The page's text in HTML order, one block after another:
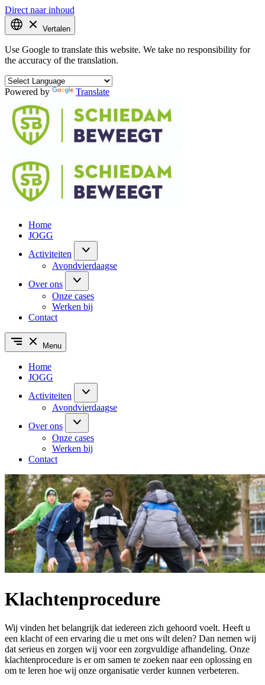
Direct naar inhoud
Vertalen
Use Google to translate this website. We take no responsibility for
the accuracy of the translation.
Powered by Translate
Home
JOGG
Activiteiten
Avondvierdaagse
Over ons
Onze cases
Werken bij
Contact
Menu
Home
JOGG
Activiteiten
Avondvierdaagse
Over ons
Onze cases
Werken bij
Contact
Klachtenprocedure
Wij vinden het belangrijk dat iedereen zich gehoord voelt. Heeft u
een klacht of een ervaring die u met ons wilt delen? Dan nemen wij
dat serieus en zorgen wij voor een zorgvuldige afhandeling. Onze
klachtenprocedure is er om samen te zoeken naar een oplossing en
om te leren hoe wij onze organisatie verder kunnen verbeteren.